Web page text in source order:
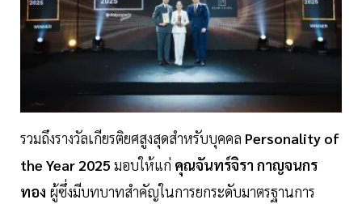
รวมถึงรางวัลเกียรติยศสูงสุดสำหรับบุคคล Personality of
the Year 2025 มอบให้แก่ คุณจันทร์จิรา กาญจนกร
ทอง ผู้ซึ่งมีบทบาทสำคัญในการยกระดับมาตรฐานการ